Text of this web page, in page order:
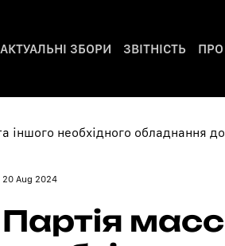
АКТУАЛЬНІ ЗБОРИ ЗВІТНІСТЬ
20 Aug 2024
Партія